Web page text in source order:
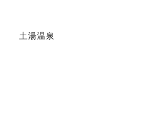
土湯温泉